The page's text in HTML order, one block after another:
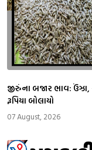
જીરુંના બજાર ભાવ:
રૂપિયા બોલાયો
07 August, 2026